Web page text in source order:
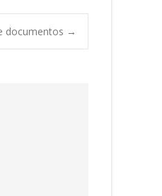
documentos →